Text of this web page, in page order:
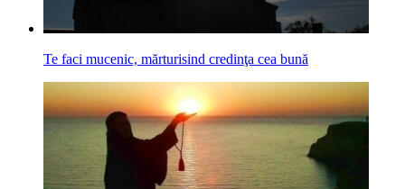
Te faci mucenic, mărturisind credinţa cea bună